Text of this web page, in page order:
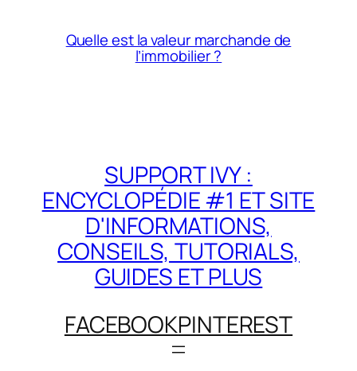
Quelle est la valeur marchande de
l’immobilier ?
SUPPORT IVY :
ENCYCLOPÉDIE #1 ET SITE
D'INFORMATIONS,
CONSEILS, TUTORIALS,
GUIDES ET PLUS
FACEBOOKPINTEREST